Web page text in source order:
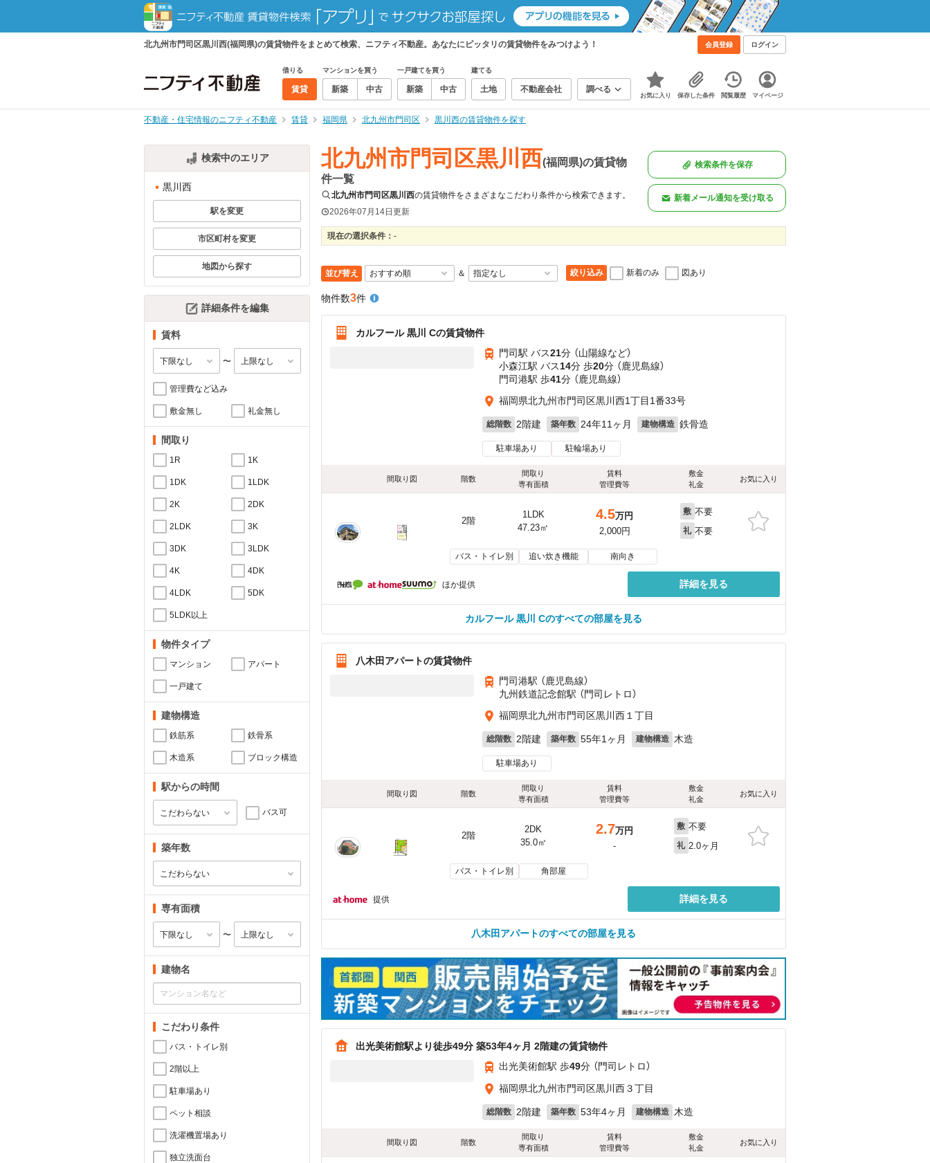
北九州市門司区黒川西(福岡県)の賃貸物件をまとめて検索、ニフティ不動産。あなたにピッタリの賃貸物件をみつけよう！ 会員登録 ログイン
借りる
賃貸
マンションを買う
新築 中古
一戸建てを買う
新築 中古
建てる
土地 不動産会社 調べる
お気に入り 保存した条件 閲覧履歴 マイページ
不動産・住宅情報のニフティ不動産 賃貸 福岡県 北九州市門司区 黒川西の賃貸物件を探す
検索中のエリア
黒川西
駅を変更
市区町村を変更
地図から探す
詳細条件を編集
賃料
〜
管理費など込み
敷金無し 礼金無し
間取り
1R 1K
1DK 1LDK
2K 2DK
2LDK 3K
3DK 3LDK
4K 4DK
4LDK 5DK
5LDK以上
物件タイプ
マンション アパート
一戸建て
建物構造
鉄筋系 鉄骨系
木造系 ブロック構造
駅からの時間
バス可
築年数
専有面積
〜
建物名
こだわり条件
バス・トイレ別
2階以上
駐車場あり
ペット相談
洗濯機置場あり
独立洗面台
北九州市門司区黒川西(福岡県)の賃貸物
件一覧
北九州市門司区黒川西の賃貸物件をさまざまなこだわり条件から検索できます。
2026年07月14日更新
検索条件を保存
新着メール通知を受け取る
現在の選択条件： -
並び替え ＆ 絞り込み 新着のみ 図あり
物件数3件
カルフール 黒川 Cの賃貸物件
門司駅 バス21分 （山陽線など）
小森江駅 バス14分 歩20分 （鹿児島線）
門司港駅 歩41分 （鹿児島線）
福岡県北九州市門司区黒川西1丁目1番33号
総階数 2階建 築年数 24年11ヶ月 建物構造 鉄骨造
駐車場あり 駐輪場あり
間取り図 階数
間取り
専有面積
賃料
管理費等
敷金
礼金
お気に入り
2階
1LDK
47.23㎡
4.5万円
2,000円
敷 不要
礼 不要
バス・トイレ別 追い炊き機能 南向き
ほか提供 詳細を見る
カルフール 黒川 Cのすべての部屋を見る
八木田アパートの賃貸物件
門司港駅 （鹿児島線）
九州鉄道記念館駅 （門司レトロ）
福岡県北九州市門司区黒川西１丁目
総階数 2階建 築年数 55年1ヶ月 建物構造 木造
駐車場あり
間取り図 階数
間取り
専有面積
賃料
管理費等
敷金
礼金
お気に入り
2階
2DK
35.0㎡
2.7万円
-
敷 不要
礼 2.0ヶ月
バス・トイレ別 角部屋
提供 詳細を見る
八木田アパートのすべての部屋を見る
出光美術館駅より徒歩49分 築53年4ヶ月 2階建の賃貸物件
出光美術館駅 歩49分 （門司レトロ）
福岡県北九州市門司区黒川西３丁目
総階数 2階建 築年数 53年4ヶ月 建物構造 木造
間取り図 階数
間取り
専有面積
賃料
管理費等
敷金
礼金
お気に入り